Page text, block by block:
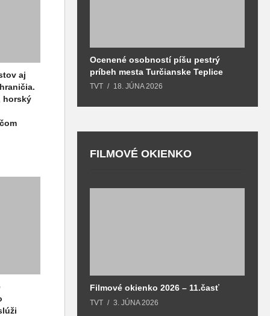
aj
horský
Ocenené osobností píšu pestrý
príbeh mesta Turčianske Teplice
TVT 18. JÚNA 2026
FILMOVÉ OKIENKO
Filmové okienko 2026 – 11.časť
TVT 3. JÚNA 2026